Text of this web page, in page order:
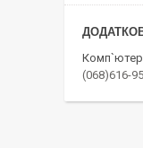
(068)616-